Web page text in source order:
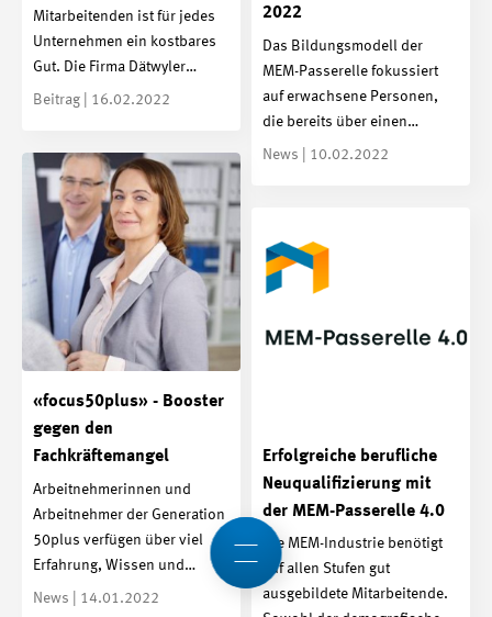
Mitarbeitenden ist für jedes
Unternehmen ein kostbares
Gut. Die Firma Dätwyler…
Beitrag | 16.02.2022
2022
Das Bildungsmodell der
MEM-Passerelle fokussiert
auf erwachsene Personen,
die bereits über einen…
News | 10.02.2022
«focus50plus» - Booster
gegen den
Fachkräftemangel
Arbeitnehmerinnen und
Arbeitnehmer der Generation
50plus verfügen über viel
Erfahrung, Wissen und…
News | 14.01.2022
Erfolgreiche berufliche
Neuqualifizierung mit
der MEM-Passerelle 4.0
Die MEM-Industrie benötigt
auf allen Stufen gut
ausgebildete Mitarbeitende.